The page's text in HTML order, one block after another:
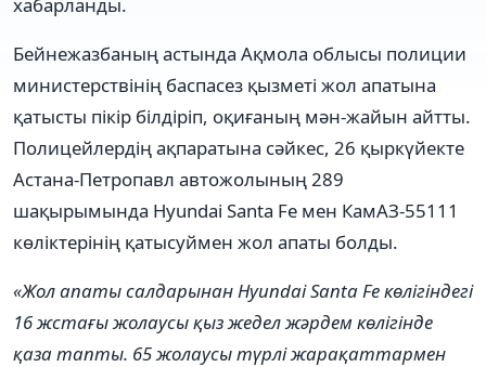
Бейнежазбаның астында Ақмола облысы полиции
министерствінің баспасез қызметі жол апатына
қатысты пікір білдіріп, оқиғаның мән-жайын айтты.
Полицейлердің ақпаратына сәйкес, 26 қыркүйекте
Астана-Петропавл автожолының 289
шақырымында Hyundai Santa Fe мен КамАЗ-55111
көліктерінің қатысуймен жол апаты болды.
«Жол апаты салдарынан Hyundai Santa Fe көлігіндегі
16 жстағы жолаусы қыз жедел жәрдем көлігінде
қаза тапты. 65 жолаусы түрлі жарақаттармен